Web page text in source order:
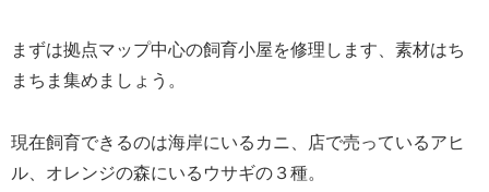
まずは拠点マップ中心の飼育小屋を修理します、素材はち
まちま集めましょう。
現在飼育できるのは海岸にいるカニ、店で売っているアヒ
ル、オレンジの森にいるウサギの３種。